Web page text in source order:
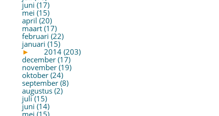
juni (17)
mei (15)
april (20)
maart (17)
februari (22)
januari (15)
►
2014 (203)
december (17)
november (19)
oktober (24)
september (8)
augustus (2)
juli (15)
juni (14)
mei (15)